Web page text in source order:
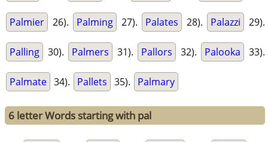
Palmier 26). Palming 27). Palates 28). Palazzi 29).
Palling 30). Palmers 31). Pallors 32). Palooka 33).
Palmate 34). Pallets 35). Palmary
6 letter Words starting with pal